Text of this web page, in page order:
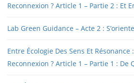
Reconnexion ? Article 1 – Partie 2 : Et
Lab Green Guidance – Acte 2 :
Entre Écologie Des Sens Et Résonance
Reconnexion ? Article 1 – Partie 1 : De